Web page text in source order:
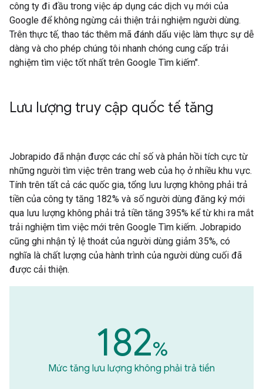
công ty đi đầu trong việc áp dụng các dịch vụ mới của
Google để không ngừng cải thiện trải nghiệm người dùng.
Trên thực tế, thao tác thêm mã đánh dấu việc làm thực sự dễ
dàng và cho phép chúng tôi nhanh chóng cung cấp trải
nghiệm tìm việc tốt nhất trên Google Tìm kiếm".
Lưu lượng truy cập quốc tế tăng
Jobrapido đã nhận được các chỉ số và phản hồi tích cực từ
những người tìm việc trên trang web của họ ở nhiều khu vực.
Tính trên tất cả các quốc gia, tổng lưu lượng không phải trả
tiền của công ty tăng 182% và số người dùng đăng ký mới
qua lưu lượng không phải trả tiền tăng 395% kể từ khi ra mắt
trải nghiệm tìm việc mới trên Google Tìm kiếm. Jobrapido
cũng ghi nhận tỷ lệ thoát của người dùng giảm 35%, có
nghĩa là chất lượng của hành trình của người dùng cuối đã
được cải thiện.
182%
Mức tăng lưu lượng không phải trả tiền